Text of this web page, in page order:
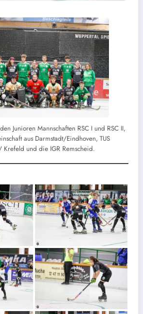
Junioren Mannschaften RSC I und RSC II,
aus Darmstadt/Eindhoven, TUS
Krefeld und die IGR Remscheid.